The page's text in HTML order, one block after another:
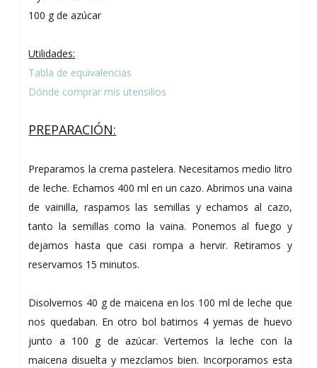
100 g de azúcar
Utilidades:
Tabla de equivalencias
Dónde comprar mis utensilios
PREPARACIÓN:
Preparamos la crema pastelera. Necesitamos medio litro
de leche. Echamos 400 ml en un cazo. Abrimos una vaina
de vainilla, raspamos las semillas y echamos al cazo,
tanto la semillas como la vaina. Ponemos al fuego y
dejamos hasta que casi rompa a hervir. Retiramos y
reservamos 15 minutos.
Disolvemos 40 g de maicena en los 100 ml de leche que
nos quedaban. En otro bol batimos 4 yemas de huevo
junto a 100 g de azúcar. Vertemos la leche con la
maicena disuelta y mezclamos bien. Incorporamos esta